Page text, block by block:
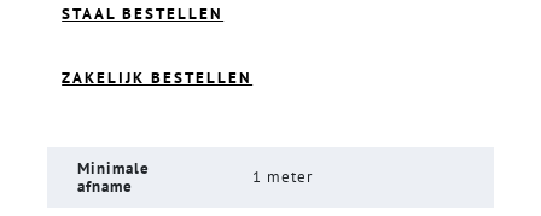
STAAL BESTELLEN
ZAKELIJK BESTELLEN
Minimale
afname
1 meter